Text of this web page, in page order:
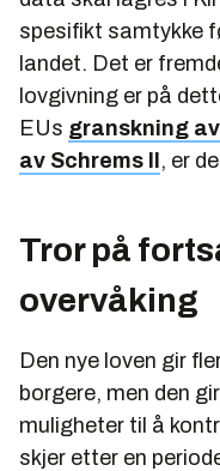
spesifikt samtykke
landet. Det er
lovgivning er på
EUs granskning
av Schrems II, er
Tror på
overvåking
Den nye loven gir
borgere, men den
muligheter til å
skjer etter en